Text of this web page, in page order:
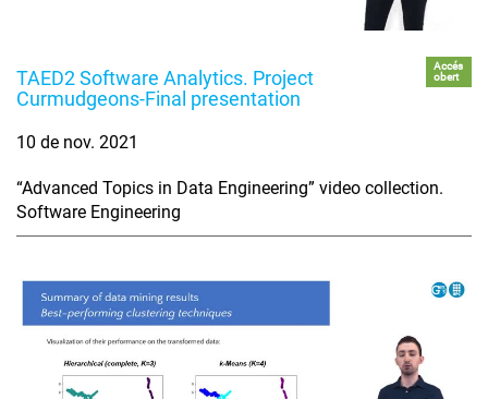
TAED2 Software Analytics. Project
Curmudgeons-Final presentation
Accés
obert
10 de nov. 2021
“Advanced Topics in Data Engineering” video collection.
Software Engineering